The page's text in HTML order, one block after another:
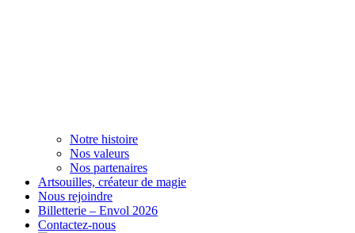
Notre histoire
Nos valeurs
Nos partenaires
Artsouilles, créateur de magie
Nous rejoindre
Billetterie – Envol 2026
Contactez-nous